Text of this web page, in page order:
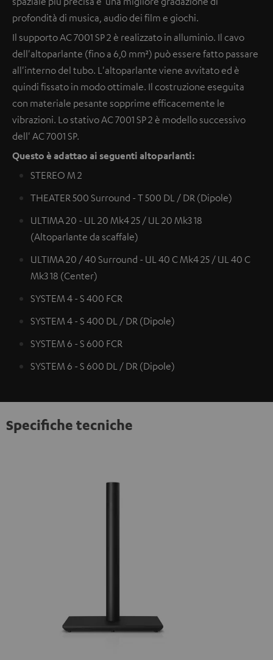
profondità di musica, audio dei film e giochi.
Il supporto AC 7001 SP 2 è realizzato in alluminio. Il cavo
dell'altoparlante (fino a 6,0 mm²) può essere fatto passare
all'interno del tubo. L'altoparlante viene avvitato ed è
quindi fissato in modo ottimale. Il costruzione eseguita
con materiale pesante sopprime efficacemente le
vibrazioni. Lo stativo AC 7001 SP 2 è modello successivo
dell' AC 7001 SP.
Questo è adattao ai seguenti altoparlanti:
STEREO M 2
THEATER 500 Surround - T 500 DL / DR (Dipole)
ULTIMA 20 - UL 20 Mk4 25 / UL 20 Mk3 18
(Altoparlante da scaffale)
ULTIMA 20 / 40 Surround - UL 40 C Mk4 25 / UL 40 C
Mk3 18 (Center)
SYSTEM 4 - S 400 FCR
SYSTEM 4 - S 400 DL / DR (Dipole)
SYSTEM 6 - S 600 FCR
SYSTEM 6 - S 600 DL / DR (Dipole)
Specifiche tecniche